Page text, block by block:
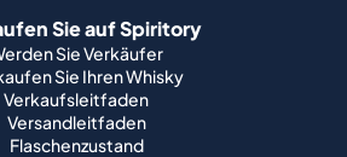
Sie auf Spiritory
Sie Verkäufer
Sie Ihren Whisky
Verkaufsleitfaden
Versandleitfaden
Flaschenzustand